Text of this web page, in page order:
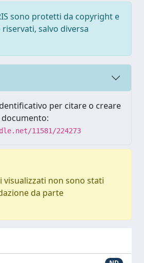
sono protetti da copyright e
salvo diversa
per citare o creare
11581/224273
visualizzati non sono stati
da parte